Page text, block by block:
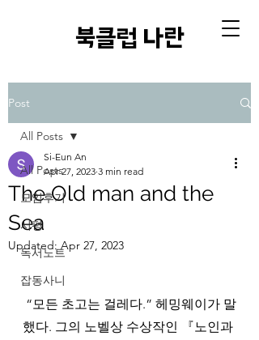
​북클럽 나란
Post
All Posts
모임후기
서평
독서노트
잡동사니
All Posts
The Old man and the
Sea
Si-Eun An
Apr 27, 2023 3 min read
Updated:Apr 27, 2023
했다. 그의 노벨상 수상작인 『노인과